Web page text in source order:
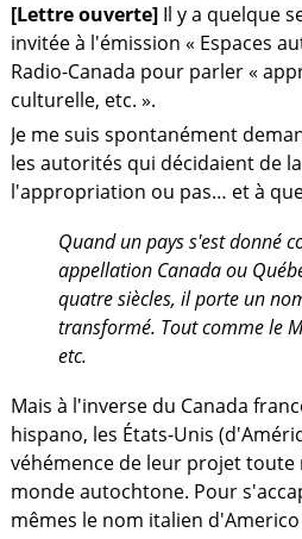
[Lettre ouverte]Il y a quelque
invitée à l'émission « Espaces
Radio-Canada pour parler «
culturelle, etc. ».
Je me suis spontanément
les autorités qui décidaient de
l'appropriation ou pas… et à
Quand un pays s'est donné
appellation Canada ou
quatre siècles, il porte un
transformé. Tout comme le
etc.
Mais à l'inverse du Canada
hispano, les États-Unis
véhémence de leur projet toute
monde autochtone. Pour
mêmes le nom italien